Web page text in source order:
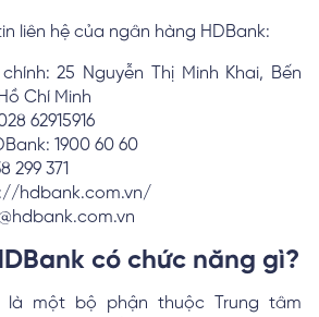
liên hệ của ngân hàng HDBank:
25 Nguyễn Thị Minh Khai, Bến
Chí Minh
62915916
1900 60 60
299 371
hdbank.com.vn/
có chức năng gì?
là một bộ phận thuộc Trung tâm